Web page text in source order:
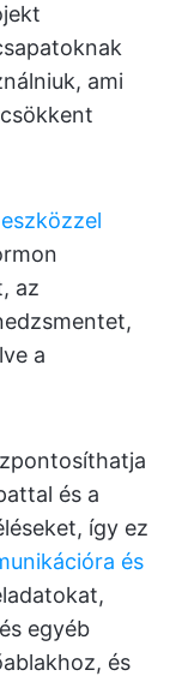
ami
az
a
és a
így ez
és
egyéb
és